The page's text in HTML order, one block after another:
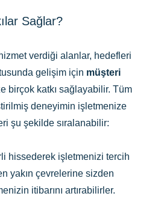
Sağlar?
verdiği alanlar, hedefleri
gelişim için müşteri
birçok katkı sağlayabilir. Tüm
deneyimin işletmenize
şu şekilde sıralanabilir:
hissederek işletmenizi tercih
yakın çevrelerine sizden
itibarını artırabilirler.